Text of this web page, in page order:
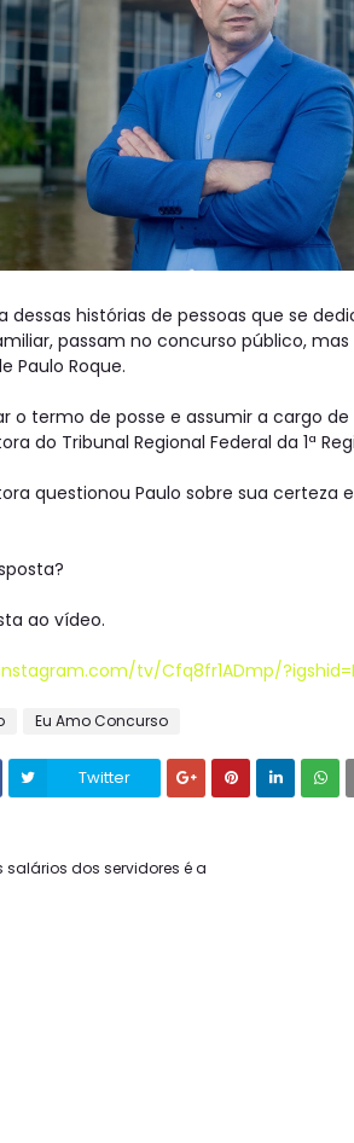
dessas histórias de pessoas que se
passam no concurso público,
Paulo Roque.
o termo de posse e assumir a cargo
do Tribunal Regional Federal da 1ª
questionou Paulo sobre sua certeza
ao vídeo.
tv/Cfq8fr1ADmp/
Eu Amo Concurso
Twitter
salários dos servidores é a